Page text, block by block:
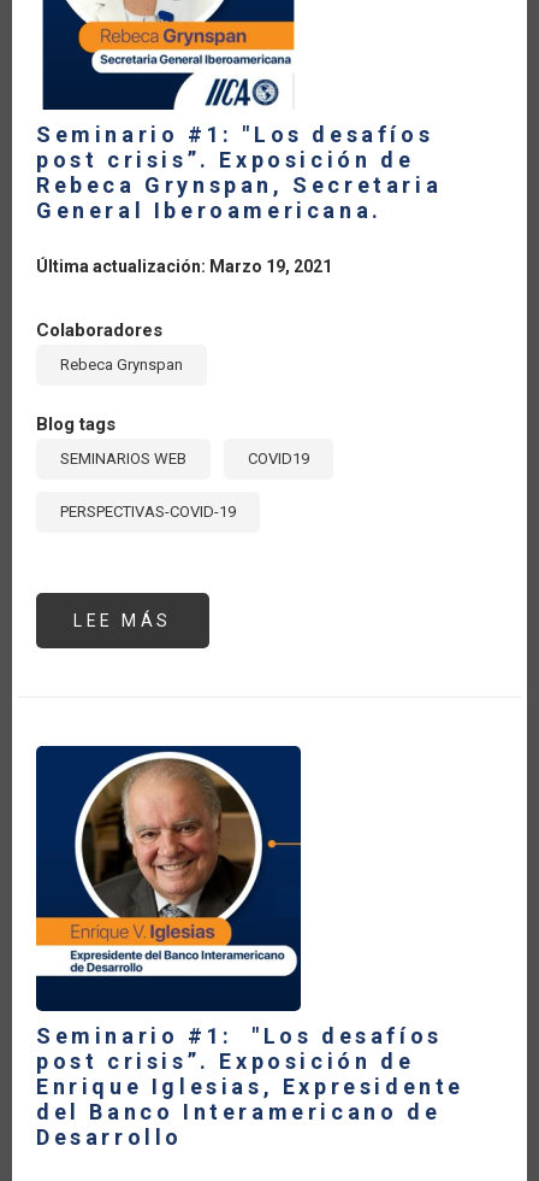
Seminario #1: "Los desafíos
post crisis”. Exposición de
Rebeca Grynspan, Secretaria
General Iberoamericana.
Última actualización: Marzo 19, 2021
Colaboradores
Rebeca Grynspan
Blog tags
SEMINARIOS WEB COVID19
PERSPECTIVAS-COVID-19
LEE MÁS
#1:
REBECA
GRYNSPAN,
SECRETARIA
GENERAL
IBEROAMERICANA.
Seminario #1: "Los desafíos
post crisis”. Exposición de
Enrique Iglesias, Expresidente
del Banco Interamericano de
Desarrollo